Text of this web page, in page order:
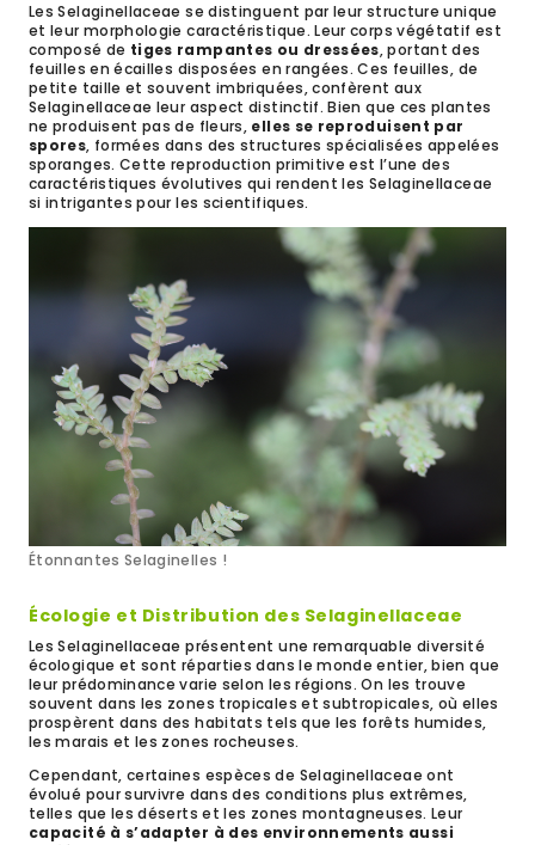
Les Selaginellaceae se distinguent par leur structure unique
et leur morphologie caractéristique. Leur corps végétatif est
composé de tiges rampantes ou dressées, portant des
feuilles en écailles disposées en rangées. Ces feuilles, de
petite taille et souvent imbriquées, confèrent aux
Selaginellaceae leur aspect distinctif. Bien que ces plantes
ne produisent pas de fleurs, elles se reproduisent par
spores, formées dans des structures spécialisées appelées
sporanges. Cette reproduction primitive est l’une des
caractéristiques évolutives qui rendent les Selaginellaceae
si intrigantes pour les scientifiques.
Étonnantes Selaginelles !
Écologie et Distribution des Selaginellaceae
Les Selaginellaceae présentent une remarquable diversité
écologique et sont réparties dans le monde entier, bien que
leur prédominance varie selon les régions. On les trouve
souvent dans les zones tropicales et subtropicales, où elles
prospèrent dans des habitats tels que les forêts humides,
les marais et les zones rocheuses.
Cependant, certaines espèces de Selaginellaceae ont
évolué pour survivre dans des conditions plus extrêmes,
telles que les déserts et les zones montagneuses. Leur
capacité à s’adapter à des environnements aussi